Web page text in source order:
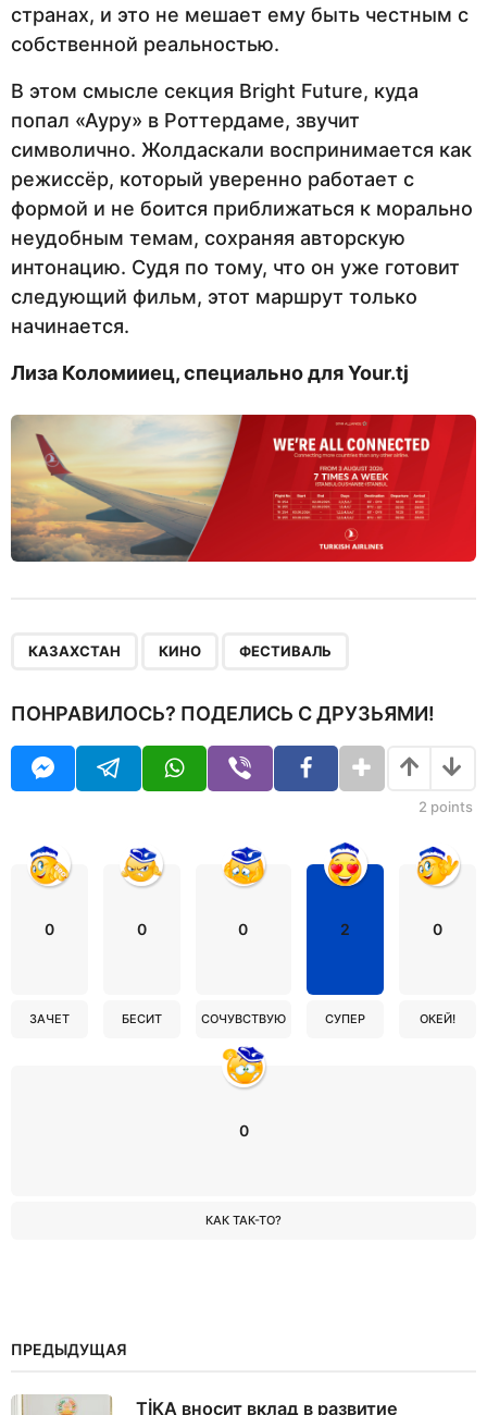
странах, и это не мешает ему быть честным с
собственной реальностью.
В этом смысле секция Bright Future, куда
попал «Ауру» в Роттердаме, звучит
символично. Жолдаскали воспринимается как
режиссёр, который уверенно работает с
формой и не боится приближаться к морально
неудобным темам, сохраняя авторскую
интонацию. Судя по тому, что он уже готовит
следующий фильм, этот маршрут только
начинается.
Лиза Коломииец, специально для Your.tj
КАЗАХСТАН КИНО ФЕСТИВАЛЬ
ПОНРАВИЛОСЬ? ПОДЕЛИСЬ С ДРУЗЬЯМИ!
2 points
0
ЗАЧЕТ
0
БЕСИТ
0
СОЧУВСТВУЮ
2
СУПЕР
0
ОКЕЙ!
0
КАК ТАК-ТО?
ПРЕДЫДУЩАЯ
TİKA вносит вклад в развитие